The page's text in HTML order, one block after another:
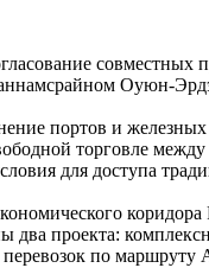
совместных
Оуюн-
портов и
торговле
для доступа
проекта:
по маршруту